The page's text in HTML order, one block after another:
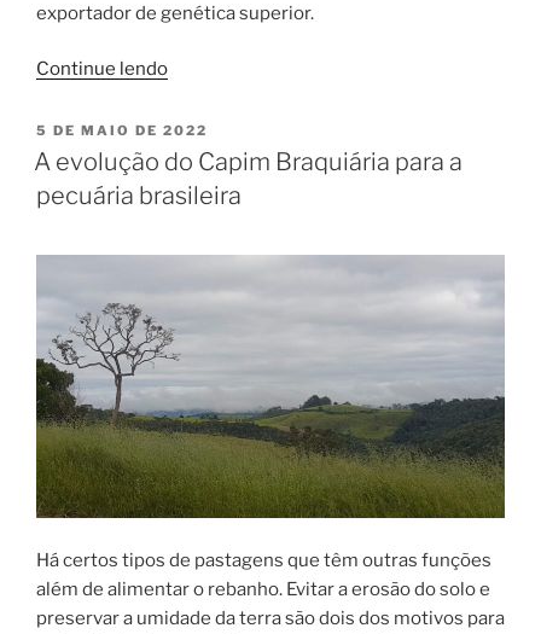
exportador de genética superior.
Continue lendo“Melhoramento
em
Bovinos
Leiteiros
PUBLICADO
EM
5 DE MAIO DE 2022
A evolução do Capim Braquiária para a
pecuária brasileira
Há certos tipos de pastagens que têm outras funções
além de alimentar o rebanho. Evitar a erosão do solo e
preservar a umidade da terra são dois dos motivos para